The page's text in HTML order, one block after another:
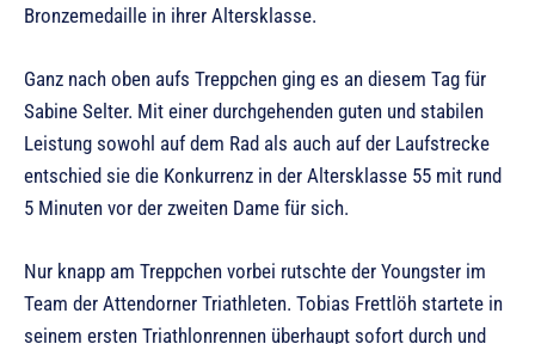
Bronzemedaille in ihrer Altersklasse.
Ganz nach oben aufs Treppchen ging es an diesem Tag für
Sabine Selter. Mit einer durchgehenden guten und stabilen
Leistung sowohl auf dem Rad als auch auf der Laufstrecke
entschied sie die Konkurrenz in der Altersklasse 55 mit rund
5 Minuten vor der zweiten Dame für sich.
Nur knapp am Treppchen vorbei rutschte der Youngster im
Team der Attendorner Triathleten. Tobias Frettlöh startete in
seinem ersten Triathlonrennen überhaupt sofort durch und